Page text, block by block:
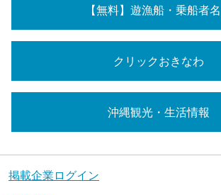
【無料】遊漁船・乗船者
クリックおきなわ
沖縄観光・生活情報
掲載企業ログイン